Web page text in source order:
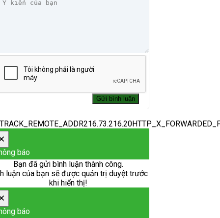
báo
Bạn đã gửi bình luận thành công.
luận của bạn sẽ được quản trị duyệt trước
khi hiển thị!
báo